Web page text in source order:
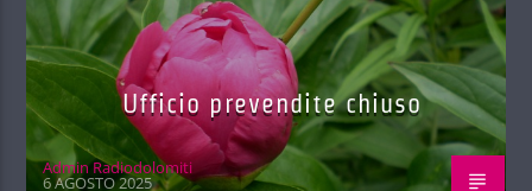
Ufficio prevendite chiuso
Admin Radiodolomiti
6 AGOSTO 2025